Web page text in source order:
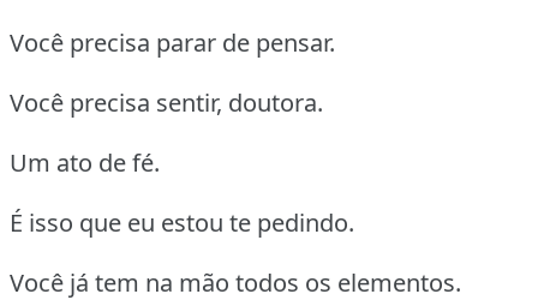
Você precisa parar de pensar.
Você precisa sentir, doutora.
Um ato de fé.
É isso que eu estou te pedindo.
Você já tem na mão todos os elementos.